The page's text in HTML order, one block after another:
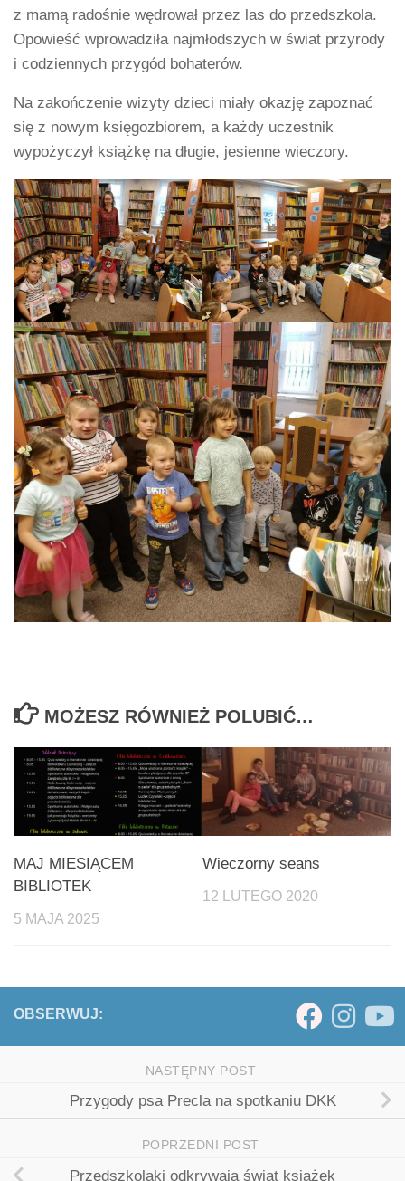
z mamą radośnie wędrował przez las do przedszkola.
Opowieść wprowadziła najmłodszych w świat przyrody
i codziennych przygód bohaterów.
Na zakończenie wizyty dzieci miały okazję zapoznać
się z nowym księgozbiorem, a każdy uczestnik
wypożyczył książkę na długie, jesienne wieczory.
MOŻESZ RÓWNIEŻ POLUBIĆ…
MAJ MIESIĄCEM
BIBLIOTEK
5 MAJA 2025
Wieczorny seans
12 LUTEGO 2020
OBSERWUJ:
NASTĘPNY POST
Przygody psa Precla na spotkaniu DKK
POPRZEDNI POST
Przedszkolaki odkrywają świat książek